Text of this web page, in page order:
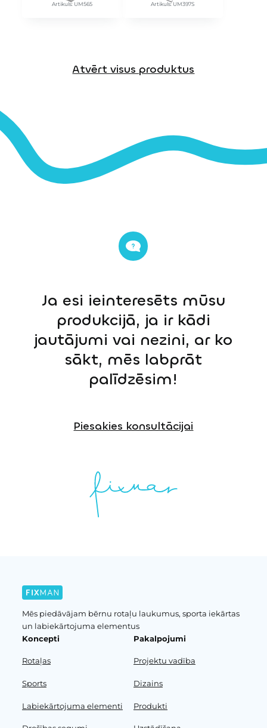
Artikuls: UM565 Artikuls: UM397S
Atvērt visus produktus
Ja esi ieinteresēts mūsu
produkcijā, ja ir kādi
jautājumi vai nezini, ar ko
sākt, mēs labprāt
palīdzēsim!
Piesakies konsultācijai
Mēs piedāvājam bērnu rotaļu laukumus, sporta iekārtas
un labiekārtojuma elementus
Koncepti
Rotaļas
Sports
Labiekārtojuma elementi
Pakalpojumi
Projektu vadība
Dizains
Produkti